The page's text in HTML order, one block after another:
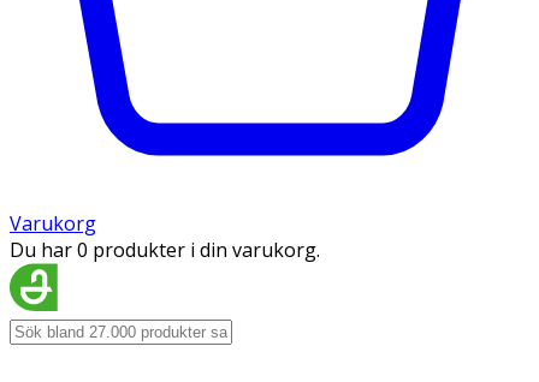
Varukorg
Du har 0 produkter i din varukorg.